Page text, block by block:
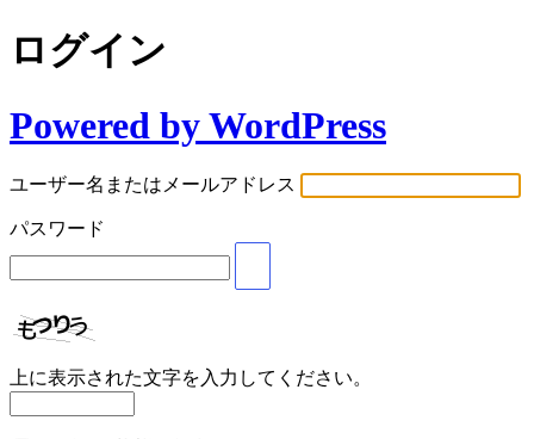
ログイン
Powered by WordPress
ユーザー名またはメールアドレス
パスワード
上に表示された文字を入力してください。